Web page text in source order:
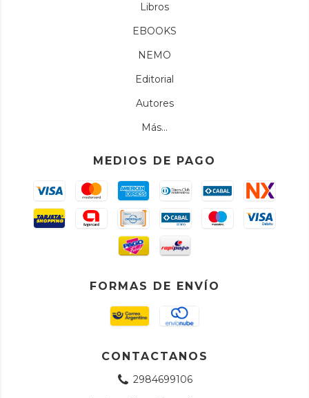
Libros
EBOOKS
NEMO
Editorial
Autores
Más...
MEDIOS DE PAGO
FORMAS DE ENVÍO
CONTACTANOS
2984699106